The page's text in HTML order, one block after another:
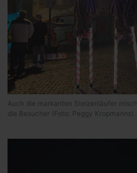
Auch die markanten Stelzenläufer
die Besucher (Foto: Peggy Kropmanns).